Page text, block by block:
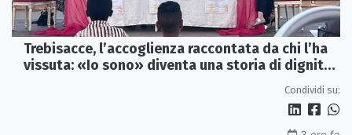
Trebisacce, l’accoglienza raccontata da chi l’ha
vissuta: «Io sono» diventa una storia di dignità
Condividi su: